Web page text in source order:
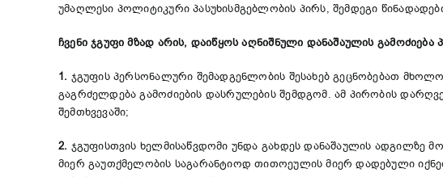
უმაღლესი პოლიტიკური პასუხისმგებლობის პირს, შემდეგი
ჩვენი ჯგუფი მზად არის, დაიწყოს აღნიშნული დანაშაულის
1. ჯგუფის პერსონალური შემადგენლობის შესახებ გეცნობებათ
გაგრძელდება გამოძიების დასრულების შემდგომ. ამ პირობის
შემთხვევაში;
2. ჯგუფისთვის ხელმისაწვდომი უნდა გახდეს დანაშაულის ადგილზე
მიერ გაუთქმელობის საგარანტიოდ თითოეულის მიერ დადებული